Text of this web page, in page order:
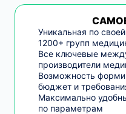
Уникальная по
1200+ групп
Все ключевые
производители
Возможность
бюджет и
Максимально
по параметрам